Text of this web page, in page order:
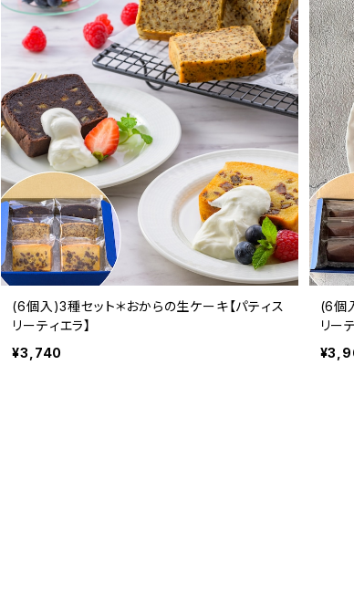
(6個入)3種セット＊おからの生ケーキ【パティス
リーティエラ】
¥3,740
(6個
リー